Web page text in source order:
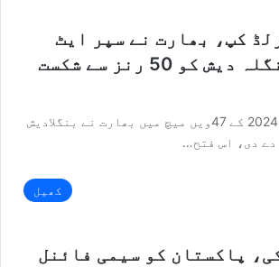
کپ، بھارت نے سپر ایٹ
مرحلے میں بنگلہ دیش کو 50 رنز سے شکست
ٹی ٹوئنٹی ورلڈکپ 2024 کے 47ویں میچ میں بھارت نے بنگلادیش
کھیل
پاکستان کو سیمی فائنل